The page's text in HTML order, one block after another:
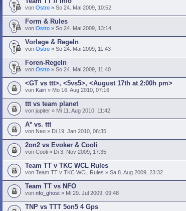
von Ostro » So 24. Mai 2009, 10:52
Form & Rules
von Ostro » So 24. Mai 2009, 13:14
Vorlage & Regeln
von Ostro » So 24. Mai 2009, 11:43
Foren-Regeln
von Ostro » So 24. Mai 2009, 11:40
<GT vs ttt>, <5vs5>, <August 17th at 2:00h pm>
von Kairi » Mo 16. Aug 2010, 07:16
ttt vs team planet
von jupiter » Mi 11. Aug 2010, 11:42
A* vs. ttt
von Neo » Di 19. Jan 2010, 06:35
2on2 vs Evoker & Cooli
von Cooli » Di 3. Nov 2009, 17:35
Team TT v TKC WCL Rules
von Team TT v TKC WCL Rules » Sa 8. Aug 2009, 23:32
Team TT vs NFO
von nfo_ghost » Mi 29. Jul 2009, 09:48
TNP vs TTT 5on5 4 Gps